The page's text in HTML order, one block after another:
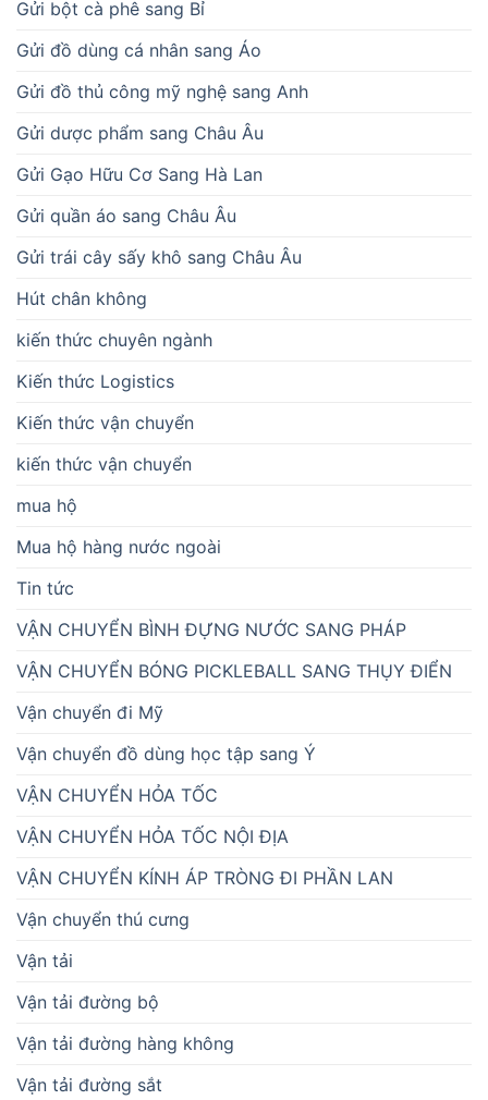
Gửi bột cà phê sang Bỉ
Gửi đồ dùng cá nhân sang Áo
Gửi đồ thủ công mỹ nghệ sang Anh
Gửi dược phẩm sang Châu Âu
Gửi Gạo Hữu Cơ Sang Hà Lan
Gửi quần áo sang Châu Âu
Gửi trái cây sấy khô sang Châu Âu
Hút chân không
kiến thức chuyên ngành
Kiến thức Logistics
Kiến thức vận chuyển
kiến thức vận chuyển
mua hộ
Mua hộ hàng nước ngoài
Tin tức
VẬN CHUYỂN BÌNH ĐỰNG NƯỚC SANG PHÁP
VẬN CHUYỂN BÓNG PICKLEBALL SANG THỤY ĐIỂN
Vận chuyển đi Mỹ
Vận chuyển đồ dùng học tập sang Ý
VẬN CHUYỂN HỎA TỐC
VẬN CHUYỂN HỎA TỐC NỘI ĐỊA
VẬN CHUYỂN KÍNH ÁP TRÒNG ĐI PHẦN LAN
Vận chuyển thú cưng
Vận tải
Vận tải đường bộ
Vận tải đường hàng không
Vận tải đường sắt